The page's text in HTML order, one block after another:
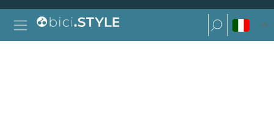
Vai al contenuto
Navigazione principale
Ricerca per:
Ricerca per: